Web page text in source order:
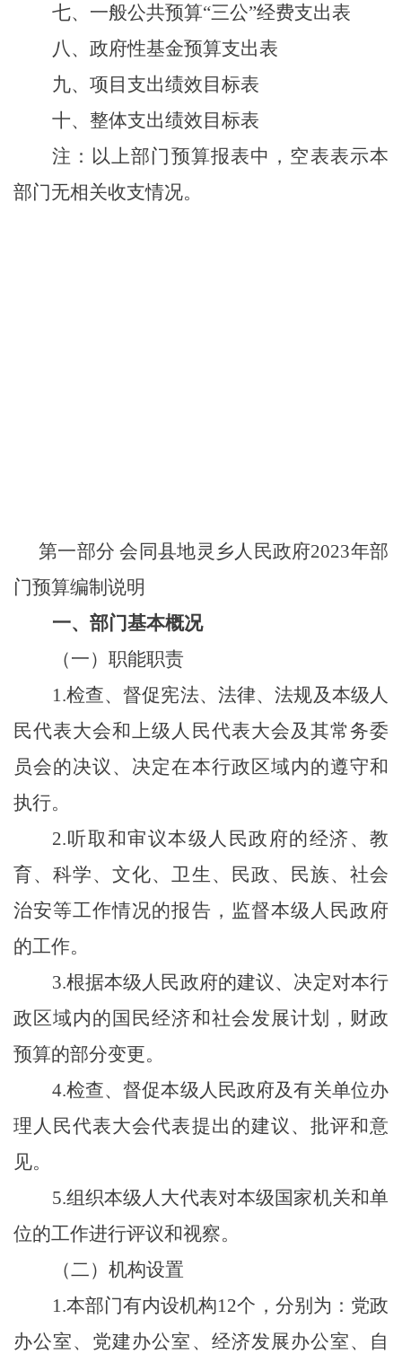
七、一般公共预算“三公”经费支出表
八、政府性基金预算支出表
九、项目支出绩效目标表
十、整体支出绩效目标表
注：以上部门预算报表中，空表表示本
部门无相关收支情况。
第一部分 会同县地灵乡人民政府2023年部
门预算编制说明
一、部门基本概况
（一）职能职责
1.检查、督促宪法、法律、法规及本级人
民代表大会和上级人民代表大会及其常务委
员会的决议、决定在本行政区域内的遵守和
执行。
2.听取和审议本级人民政府的经济、教
育、科学、文化、卫生、民政、民族、社会
治安等工作情况的报告，监督本级人民政府
的工作。
3.根据本级人民政府的建议、决定对本行
政区域内的国民经济和社会发展计划，财政
预算的部分变更。
4.检查、督促本级人民政府及有关单位办
理人民代表大会代表提出的建议、批评和意
见。
5.组织本级人大代表对本级国家机关和单
位的工作进行评议和视察。
（二）机构设置
1.本部门有内设机构12个，分别为：党政
办公室、党建办公室、经济发展办公室、自